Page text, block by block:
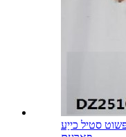
סטיל כייַע